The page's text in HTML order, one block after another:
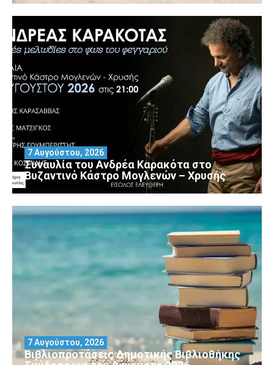
Συναυλία του Ανδρέα Καρακότα στο
Βυζαντινό Κάστρο Μογλενών – Χρυσής
7 Αυγούστου, 2026
Βιβλιοπροτάσεις Δημοτικής Βιβλιοθήκης
7 Αυγούστου, 2026